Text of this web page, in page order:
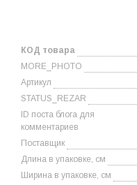
КОД товара
MORE_PHOTO
Артикул
STATUS_REZAR
ID поста блога для
комментариев
Поставщик
Длина в упаковке, см
Ширина в упаковке, см